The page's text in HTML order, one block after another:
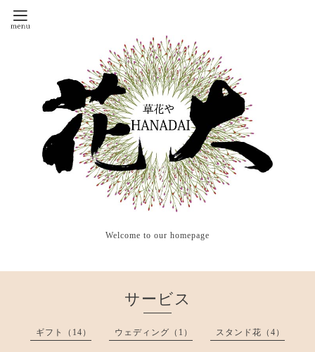
Welcome to our homepage
サービス
ギフト（14） ウェディング（1） スタンド花（4）